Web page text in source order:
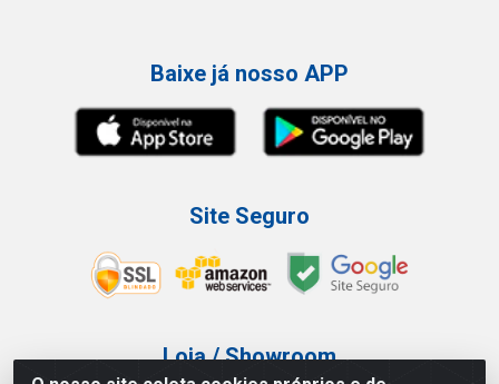
Baixe já nosso APP
Site Seguro
Loja / Showroom